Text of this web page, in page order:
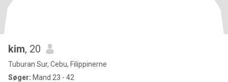
kim, 20
Tuburan Sur, Cebu, Filippinerne
Søger: Mand 23 - 42